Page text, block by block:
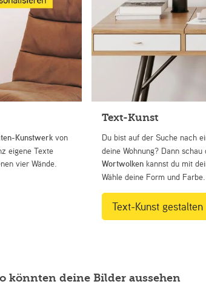
Kunstwerk von
eigene Texte
vier Wände.
Text-Kunst
Du bist auf der Suche nach
deine Wohnung? Dann
Wortwolken kannst du mit
Wähle deine Form und
Text-Kunst gestalten
könnten deine Bilder aussehen